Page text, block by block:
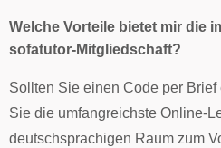
Welche Vorteile bietet mir die
sofatutor-Mitgliedschaft?
Sollten Sie einen Code per
Sie die umfangreichste Online-
deutschsprachigen Raum zum